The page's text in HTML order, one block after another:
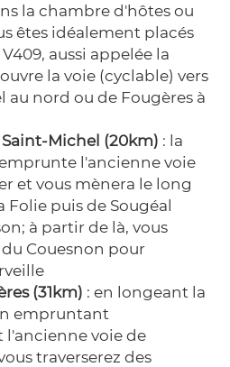
la chambre d'hôtes ou
êtes idéalement placés
aussi appelée la
la voie (cyclable) vers
au nord ou de Fougères à
Michel (20km) : la
l'ancienne voie
et vous mènera le long
Folie puis de Sougéal
à partir de là, vous
Couesnon pour
(31km) : en longeant la
empruntant
voie de
traverserez des